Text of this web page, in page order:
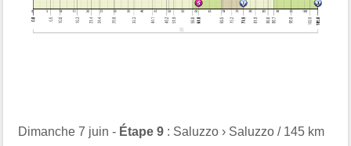
Dimanche 7 juin - Étape 9 : Saluzzo › Saluzzo / 145 km